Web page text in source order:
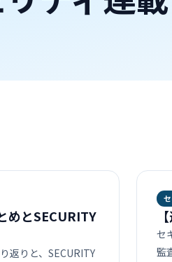
めとSECURITY
返りと、SECURITY
セ
監